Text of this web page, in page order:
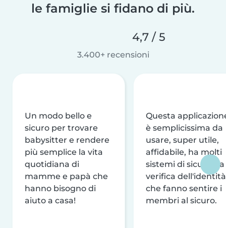
le famiglie si fidano di più.
4,7 / 5
3.400+ recensioni
Un modo bello e
sicuro per trovare
babysitter e rendere
più semplice la vita
quotidiana di
mamme e papà che
hanno bisogno di
aiuto a casa!
Questa
è semplicissima da
usare, super utile,
affidabile, ha molti
sistemi di sicurezza
verifica dell'identità
che fanno sentire i
membri al sicuro.